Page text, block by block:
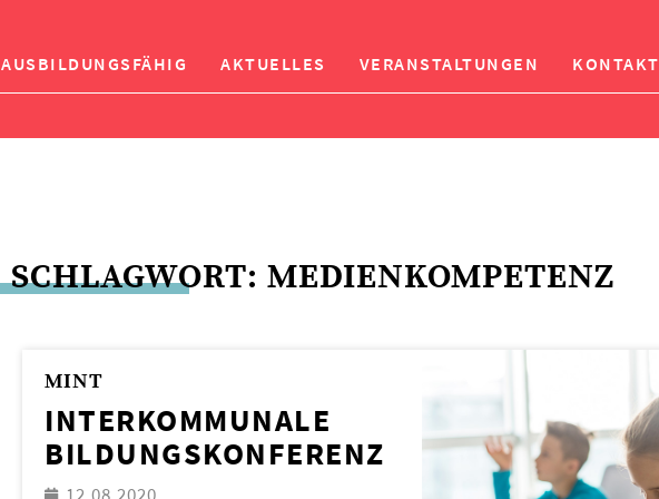
AUSBILDUNGSFÄHIG AKTUELLES VERANSTALTUNGEN KONTAKT
SCHLAGWORT: MEDIENKOMPETENZ
MINT
INTERKOMMUNALE
BILDUNGSKONFERENZ